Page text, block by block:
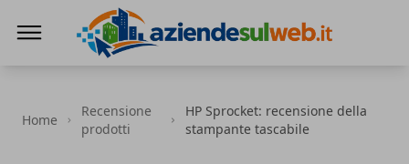
Home
Recensione
prodotti
HP Sprocket: recensione della
stampante tascabile